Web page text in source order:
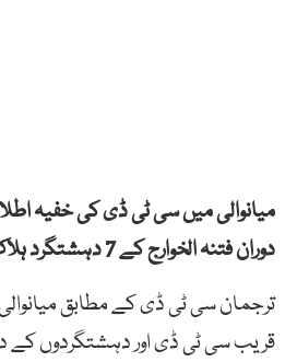
میانوالی میں سی ٹی ڈی کی خفیہ
دوران فتنہ الخوارج کے 7 دہشتگرد ہلاک ہو گئے۔
ترجمان سی ٹی ڈی کے مطابق
قریب سی ٹی ڈی اور دہشتگردوں کے